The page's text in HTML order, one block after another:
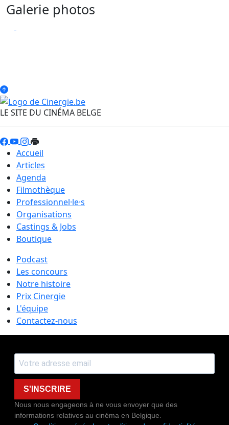
Galerie photos
LE SITE DU CINÉMA BELGE
Accueil
Articles
Agenda
Filmothèque
Professionnel·le·s
Organisations
Castings & Jobs
Boutique
Podcast
Les concours
Notre histoire
Prix Cinergie
L'équipe
Contactez-nous
S'INSCRIRE
Nous nous engageons à ne vous envoyer que des
informations relatives au cinéma en Belgique.